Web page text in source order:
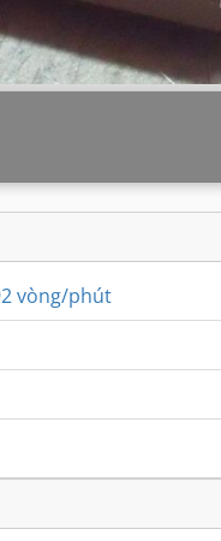
vòng/phút